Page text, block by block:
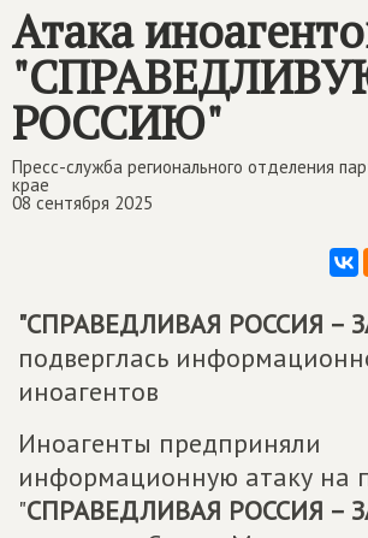
Атака
РОССИЮ"
Пресс-служба регионального отделения
крае
08 сентября 2025
"СПРАВЕДЛИВАЯ РОССИЯ –
подверглась
иноагентов
Иноагенты предприняли
информационную атаку на
"СПРАВЕДЛИВАЯ РОССИЯ –